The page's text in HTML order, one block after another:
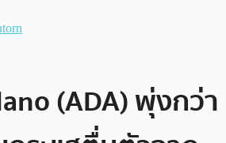
(ADA) พุ่งกว่า